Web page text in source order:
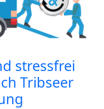
stressfrei
Tribseer